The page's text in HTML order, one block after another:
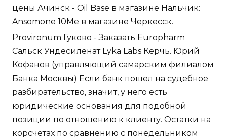
цены Ачинск - Oil Base в магазине Нальчик:
Ansomone 10Me в магазине Черкесск.
Provironum Гуково - Заказать Europharm
Сальск Ундесиленат Lyka Labs Керчь. Юрий
Кофанов (управляющий самарским филиалом
Банка Москвы) Если банк пошел на судебное
разбирательство, значит, у него есть
юридические основания для подобной
позиции по отношению к клиенту. Остатки на
корсчетах по сравнению с понедельником